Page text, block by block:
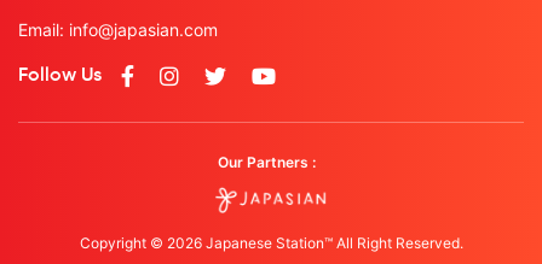
Email: info@japasian.com
Follow Us
Our Partners :
Copyright © 2026 Japanese Station™ All Right Reserved.